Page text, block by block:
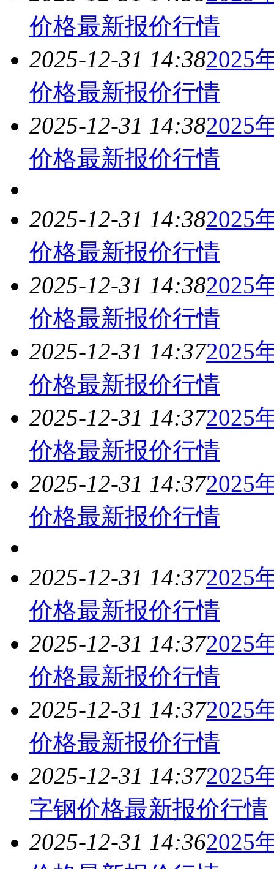
价格最新报价行情
2025-12-31 14:382025
价格最新报价行情
2025-12-31 14:382025
价格最新报价行情
2025-12-31 14:382025
价格最新报价行情
2025-12-31 14:382025
价格最新报价行情
2025-12-31 14:372025
价格最新报价行情
2025-12-31 14:372025
价格最新报价行情
2025-12-31 14:372025
价格最新报价行情
2025-12-31 14:372025
价格最新报价行情
2025-12-31 14:372025
价格最新报价行情
2025-12-31 14:372025
价格最新报价行情
2025-12-31 14:372025
字钢价格最新报价行情
2025-12-31 14:362025